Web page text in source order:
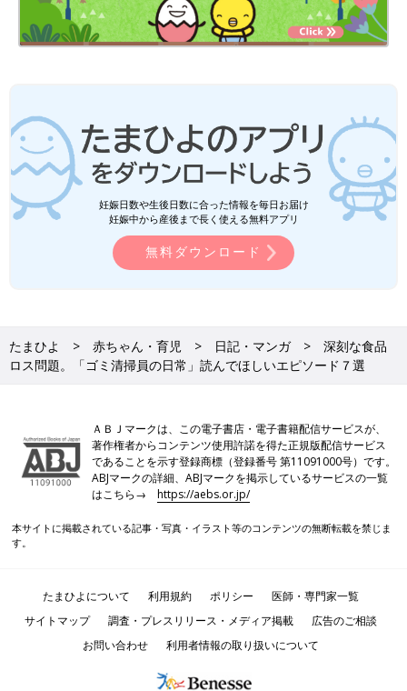
妊娠日数や生後日数に合った情報を毎日お届け
妊娠中から産後まで長く使える無料アプリ
無料ダウンロード
たまひよ 赤ちゃん・育児 日記・マンガ
深刻な食品
ロス問題。「ゴミ清掃員の日常」読んでほしいエピソード７選
ＡＢＪマークは、この電子書店・電子書籍配信サービスが、
著作権者からコンテンツ使用許諾を得た正規版配信サービス
であることを示す登録商標（登録番号 第11091000号）です。
ABJマークの詳細、ABJマークを掲示しているサービスの一覧
はこちら→https://aebs.or.jp/
本サイトに掲載されている記事・写真・イラスト等のコンテンツの無断転載を禁じま
す。
たまひよについて 利用規約 ポリシー
医師・専門家一覧
サイトマップ
調査・プレスリリース・メディア掲載
広告のご相談
お問い合わせ
利用者情報の取り扱いについて